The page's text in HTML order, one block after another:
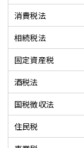
消費税法
相続税法
固定資産税
酒税法
国税徴収法
住民税